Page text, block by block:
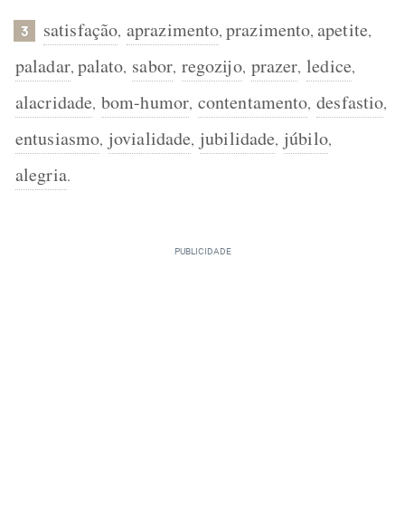
3 satisfação, aprazimento,prazimento,apetite,
paladar, palato, sabor, regozijo, prazer, ledice,
alacridade, bom-humor, contentamento, desfastio,
entusiasmo, jovialidade, jubilidade, júbilo,
alegria.